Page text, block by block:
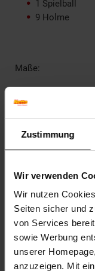
Zustimmung
Wir verwenden
Wir nutzen
Seiten sicher und
von Services
sowie Werbung
unserer
anzuzeigen. Mit
1 Spielball
9 Holme
Maße:
Artikelnummer:
EAN: 4260056105258